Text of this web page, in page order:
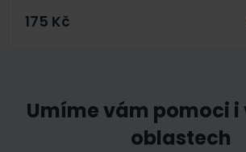
175 Kč
Umíme vám pomoci i
oblastech